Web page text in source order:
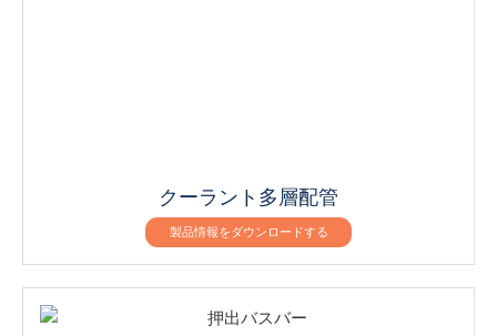
クーラント多層配管
製品情報をダウンロードする